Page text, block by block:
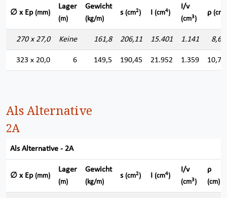
∅ x Ep (mm)
Lager
(m)
Gewicht
(kg/m)
s (cm2) I (cm4)
I/v
(cm3)
ρ (cm)
270 x 27,0 Keine 161,8 206,11 15.401 1.141
323 x 20,0 6 149,5 190,45 21.952 1.359
Als Alternative
2A
Als Alternative - 2A
∅ x Ep (mm)
Lager
(m)
Gewicht
(kg/m)
s (cm2) I (cm4)
I/v
(cm3)
ρ
(cm)